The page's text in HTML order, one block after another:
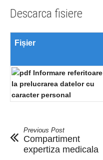
Descarca fisiere
Fișier
Informare referitoare
la prelucrarea datelor cu
caracter personal
Previous Post
Compartiment
expertiza medicala